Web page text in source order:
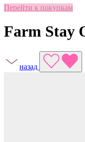
Перейти к покупкам
Farm Stay
назад